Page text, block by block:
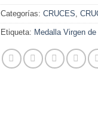
Categorías: CRUCES
Etiqueta: Medalla Virgen